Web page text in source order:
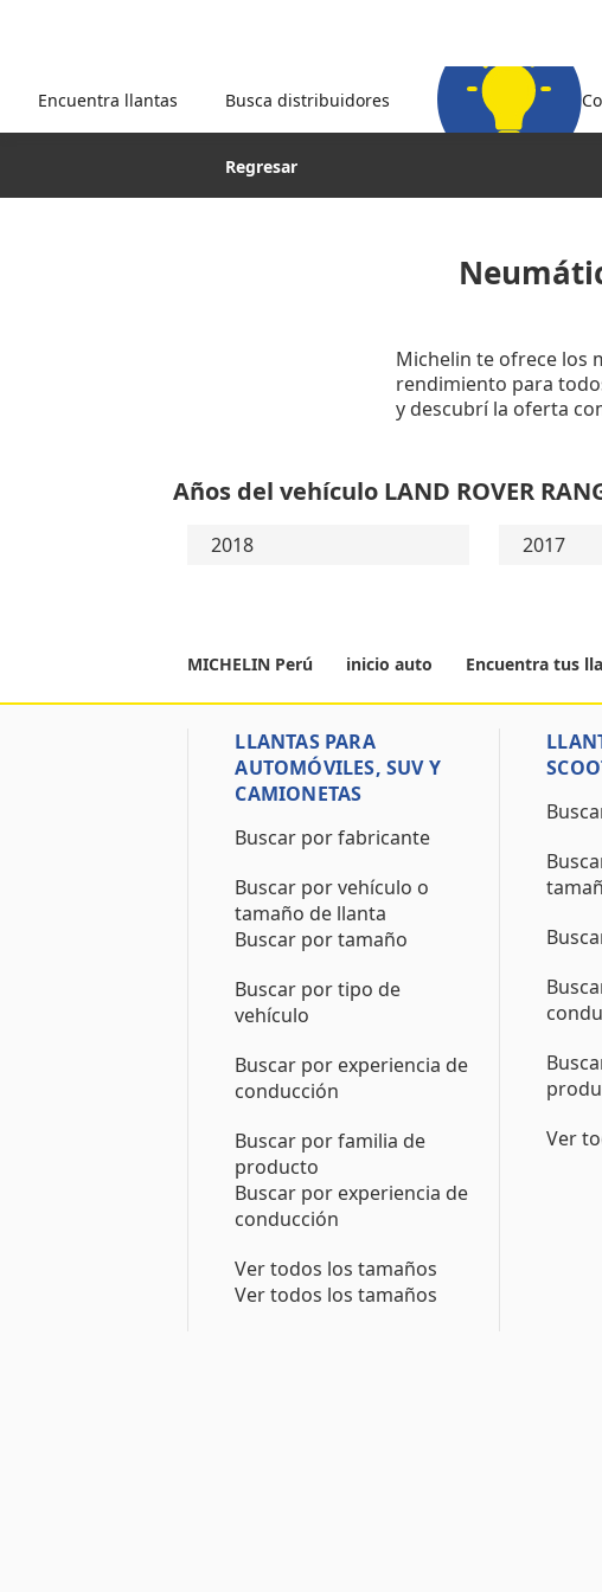
Encuentra llantas Busca distribuidores
Regresar
Michelin te ofrece los
rendimiento para
y descubrí la oferta
Años del vehículo LAND ROVER
2018 2017
MICHELIN Perú inicio auto Encuentra tus
LLANTAS PARA
AUTOMÓVILES, SUV Y
CAMIONETAS
Buscar por fabricante
Buscar por vehículo o
tamaño de llanta
Buscar por tamaño
Buscar por tipo de
vehículo
Buscar por experiencia de
conducción
Buscar por familia de
producto
Buscar por experiencia de
conducción
Ver todos los tamaños
Ver todos los tamaños
Ver